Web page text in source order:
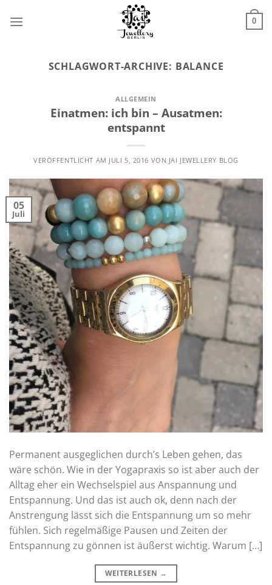
Inhalt
0
SCHLAGWORT-ARCHIVE: BALANCE
ALLGEMEIN
Einatmen: ich bin – Ausatmen:
entspannt
VERÖFFENTLICHT AM JULI 5, 2016 VON JAI JEWELLERY BLOG
05
Juli
Permanent ausgeglichen durch’s Leben gehen, das
wäre schön. Wie in der Yogapraxis so ist aber auch der
Alltag eher ein Wechselspiel aus Anspannung und
Entspannung. Und das ist auch ok, denn nach der
Anstrengung lässt sich die Entspannung um so mehr
fühlen. Sich regelmäßige Pausen und Zeiten der
Entspannung zu gönnen ist äußerst wichtig. Warum […]
WEITERLESEN →